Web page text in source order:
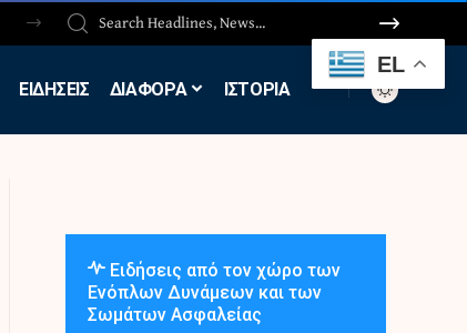
ΕΙΔΗΣΕΙΣ ΔΙΑΦΟΡΑ ΙΣΤΟΡΙΑ
Ειδήσεις από τον χώρο των
Ενόπλων Δυνάμεων και των
Σωμάτων Ασφαλείας
EL